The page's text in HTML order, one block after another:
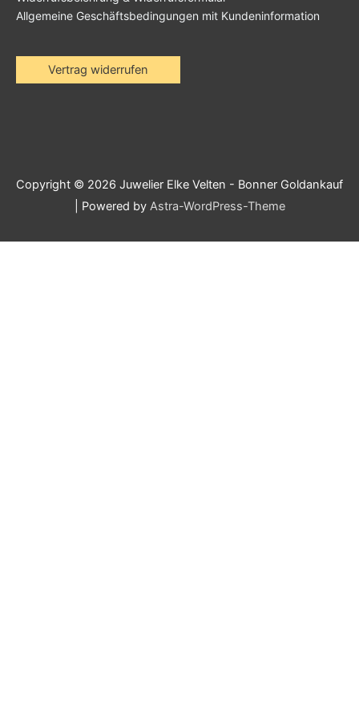
Allgemeine Geschäftsbedingungen mit Kundeninformation
Vertrag widerrufen
Copyright © 2026 Juwelier Elke Velten - Bonner Goldankauf
| Powered by Astra-WordPress-Theme